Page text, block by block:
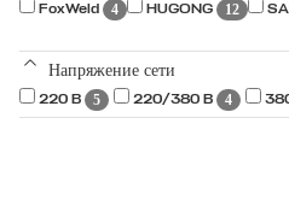
FoxWeld 4 HUGONG 12
Напряжение сети
220 В 5 220/380 В 4